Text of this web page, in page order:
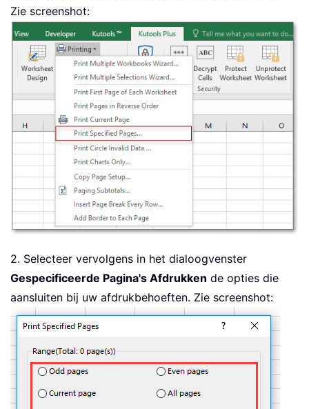
Zie screenshot:
2. Selecteer vervolgens in het dialoogvenster
Gespecificeerde Pagina's Afdrukken de opties die
aansluiten bij uw afdrukbehoeften. Zie screenshot: